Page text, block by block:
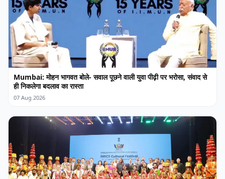
Mumbai: मोहन भागवत बोले- सवाल पूछने वाली युवा पीढ़ी पर भरोसा, संवाद से
ही निकलेगा बदलाव का रास्ता
07 Aug 2026